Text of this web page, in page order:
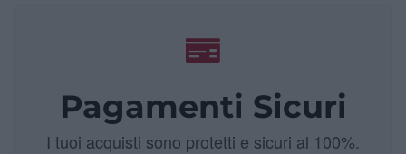
Pagamenti Sicuri
I tuoi acquisti sono protetti e sicuri al 100%.